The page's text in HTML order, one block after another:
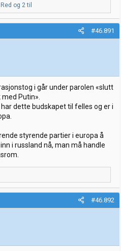
og 2 til
#46.891
i går under parolen «slutt
Putin».
dette budskapet til felles og er i
styrende partier i europa å
i russland nå, man må handle
#46.892